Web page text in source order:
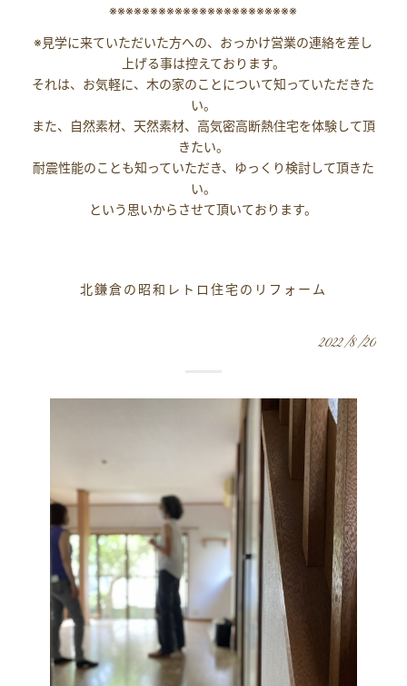
※※※※※※※※※※※※※※※※※※※※※※※
※見学に来ていただいた方への、おっかけ営業の連絡を差し
上げる事は控えております。
それは、お気軽に、木の家のことについて知っていただきた
い。
また、自然素材、天然素材、高気密高断熱住宅を体験して頂
きたい。
耐震性能のことも知っていただき、ゆっくり検討して頂きた
い。
という思いからさせて頂いております。
北鎌倉の昭和レトロ住宅のリフォーム
2022/8/20